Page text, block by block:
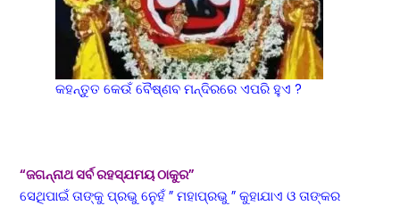
କହନ୍ତୁତ କେଉଁ ବୈଷ୍ଣବ ମନ୍ଦିରରେ ଏପରି ହୁଏ ?
“ଜଗନ୍ନାଥ ସର୍ବ ରହସ୍ଯମୟ ଠାକୁର”
ସେଥିପାଇଁ ତାଙ୍କୁ ପ୍ରଭୁ ନୁେହଁ ” ମହାପ୍ରଭୁ ” କୁହାଯାଏ ଓ ତାଙ୍କର